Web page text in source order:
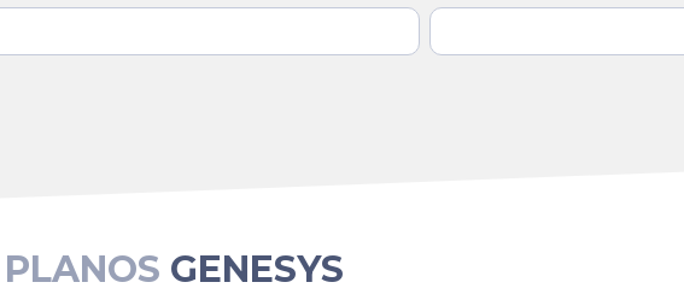
PLANOS GENESYS